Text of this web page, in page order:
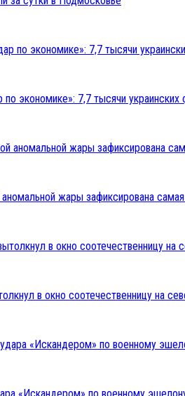
экономике»: 7,7 тысячи украинских
жары зафиксирована
в окно соотечественницу на